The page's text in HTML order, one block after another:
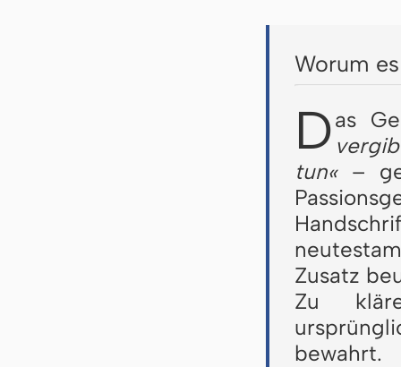
Worum
Das
tun«–
Zusatz
Zu
bewahrt.